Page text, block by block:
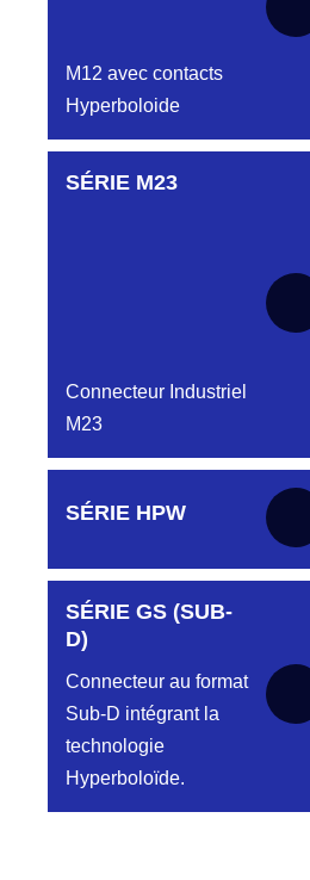
M12 avec contacts
Hyperboloide
Aucune pièce disponible
SÉRIE M23
Connecteur Industriel
M23
Aucune pièce disponible
le moment
SÉRIE HPW
Aucune pièce disponible
SÉRIE GS (SUB-
D)
Connecteur au format
Sub-D intégrant la
technologie
Hyperboloïde.